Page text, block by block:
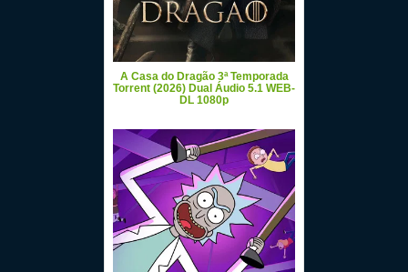
A Casa do Dragão 3ª Temporada
Torrent (2026) Dual Áudio 5.1 WEB-
DL 1080p